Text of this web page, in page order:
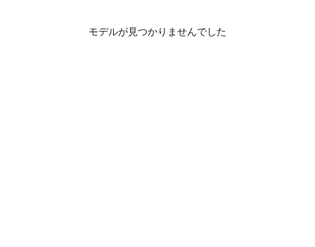
モデルが見つかりませんでした